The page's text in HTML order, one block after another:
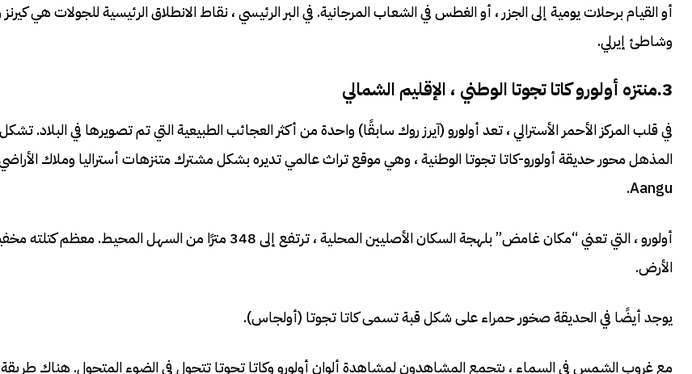
أو القيام برحلات يومية إلى الجزر ، أو الغطس في الشعاب المرجانية. في البر الرئيسي ، نقاط الانطلاق الرئيسية للجولات هي
وشاطئ إيرلي.
3.منتزه أولورو كاتا تجوتا الوطني ، الإقليم الشمالي
في قلب المركز الأحمر الأسترالي ، تعد أولورو (آيرز روك سابقًا) واحدة من أكثر العجائب الطبيعية التي تم تصويرها في البلاد.
المذهل محور حديقة أولورو-كاتا تجوتا الوطنية ، وهي موقع تراث عالمي تديره بشكل مشترك متنزهات أستراليا وملاك
Aangu.
أولورو ، التي تعني “مكان غامض” بلهجة السكان الأصليين المحلية ، ترتفع إلى 348 مترًا من
الأرض.
يوجد أيضًا في الحديقة صخور حمراء على شكل قبة تسمى كاتا تجوتا (أولجاس).
مع غروب الشمس في السماء ، يتجمع المشاهدون لمشاهدة ألوان أولورو وكاتا تجوتا تتحول في الضوء المتحول. هناك طريقة